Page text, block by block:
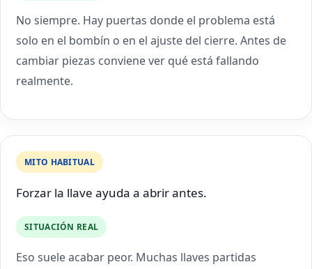
No siempre. Hay puertas donde el problema está
solo en el bombín o en el ajuste del cierre. Antes de
cambiar piezas conviene ver qué está fallando
realmente.
MITO HABITUAL
Forzar la llave ayuda a abrir antes.
SITUACIÓN REAL
Eso suele acabar peor. Muchas llaves partidas